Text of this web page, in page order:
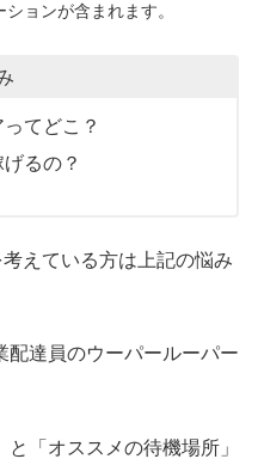
ョンが含まれます。
てどこ？
るの？
えている方は上記の悩み
配達員のウーパールーパー
「オススメの待機場所」